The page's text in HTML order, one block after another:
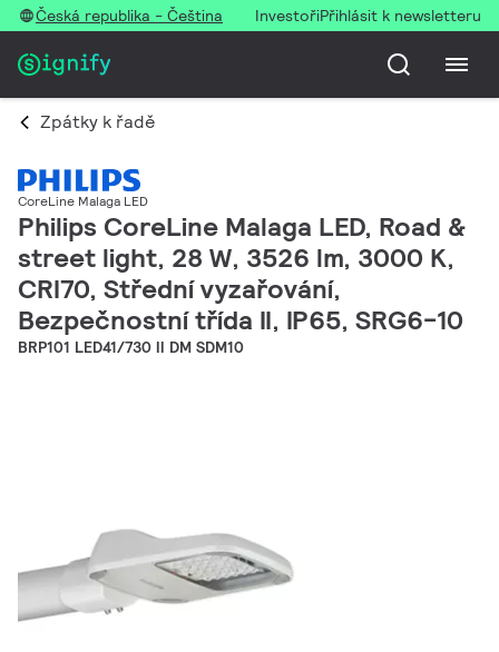
Česká republika - Čeština InvestořiPřihlásit k newsletteru
Zpátky k řadě
CoreLine Malaga LED
Philips CoreLine Malaga LED, Road &
street light, 28 W, 3526 lm, 3000 K,
CRI70, Střední vyzařování,
Bezpečnostní třída II, IP65, SRG6-10
BRP101 LED41/730 II DM SDM10